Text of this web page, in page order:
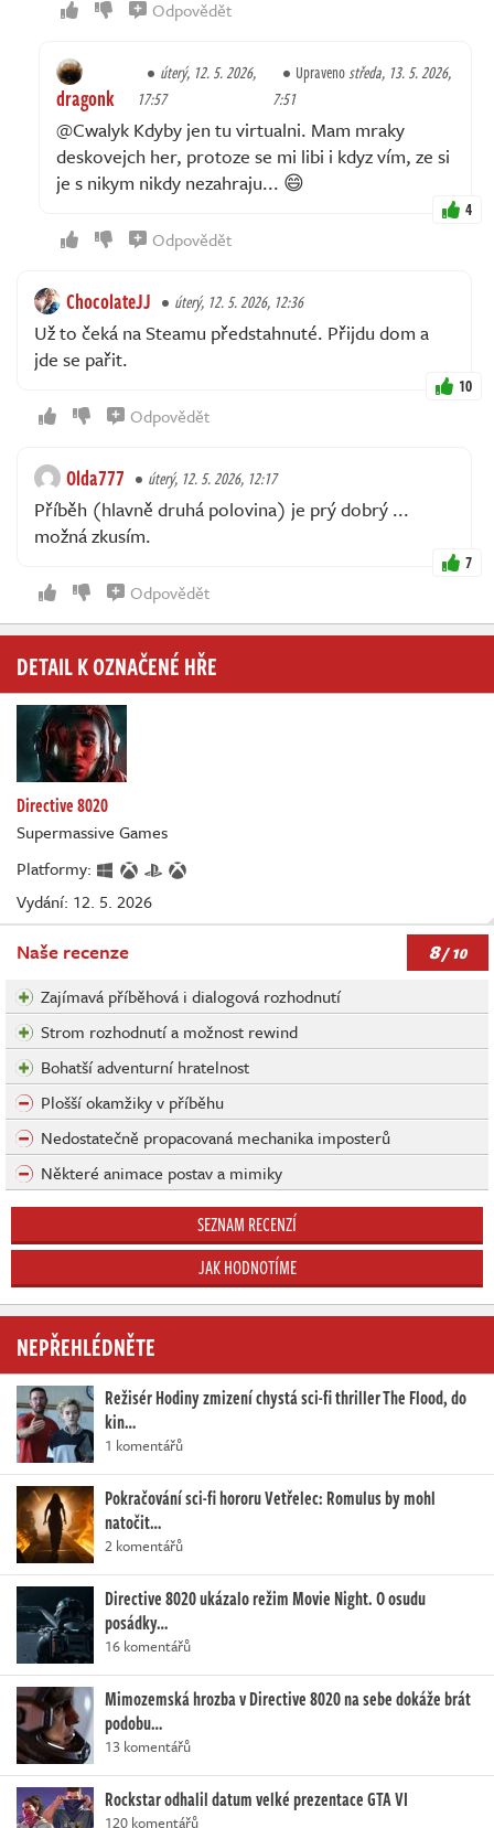
Odpovědět
dragonk
úterý, 12. 5. 2026,
17:57
Upravenostředa, 13. 5. 2026,
7:51
@Cwalyk Kdyby jen tu virtualni. Mam mraky
deskovejch her, protoze se mi libi i kdyz vím, ze si
je s nikym nikdy nezahraju... 😄
4
Odpovědět
ChocolateJJ úterý, 12. 5. 2026, 12:36
Už to čeká na Steamu předstahnuté. Přijdu dom a
jde se pařit.
10
Odpovědět
Olda777 úterý, 12. 5. 2026, 12:17
Příběh (hlavně druhá polovina) je prý dobrý ...
možná zkusím.
7
Odpovědět
DETAIL K OZNAČENÉ HŘE
Directive 8020
Supermassive Games
Platformy:
Vydání: 12. 5. 2026
Naše recenze 8/ 10
Zajímavá příběhová i dialogová rozhodnutí
Strom rozhodnutí a možnost rewind
Bohatší adventurní hratelnost
Plošší okamžiky v příběhu
Nedostatečně propacovaná mechanika imposterů
Některé animace postav a mimiky
SEZNAM RECENZÍ
JAK HODNOTÍME
NEPŘEHLÉDNĚTE
Režisér Hodiny zmizení chystá sci-fi thriller The Flood, do
kin…
1 komentářů
Pokračování sci-fi hororu Vetřelec: Romulus by mohl
natočit…
2 komentářů
Directive 8020 ukázalo režim Movie Night. O osudu
posádky…
16 komentářů
Mimozemská hrozba v Directive 8020 na sebe dokáže brát
podobu…
13 komentářů
Rockstar odhalil datum velké prezentace GTA VI
120 komentářů